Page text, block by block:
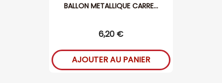
BALLON METALLIQUE CARRE...
6,20 €
AJOUTER AU PANIER